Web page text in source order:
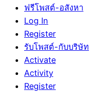
ฟรีโพสต์-อสังหา
Log In
Register
รับโพสต์-กับบริษัท
Activate
Activity
Register